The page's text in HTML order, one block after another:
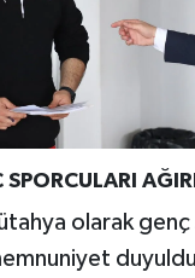
SPORCULARI
olarak genç